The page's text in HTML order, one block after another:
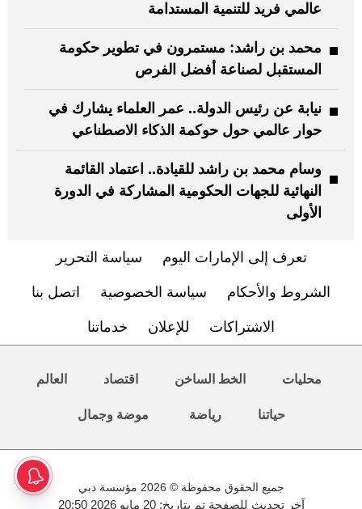
عالمي فريد للتنمية المستدامة
محمد بن راشد: مستمرون في تطوير حكومة
المستقبل لصناعة أفضل الفرص
نيابة عن رئيس الدولة.. عمر العلماء يشارك في
حوار عالمي حول حوكمة الذكاء الاصطناعي
وسام محمد بن راشد للقيادة.. اعتماد القائمة
النهائية للجهات الحكومية المشاركة في الدورة
الأولى
تعرف إلى الإمارات اليوم سياسة التحرير
الشروط والأحكام سياسة الخصوصية اتصل بنا
الاشتراكات للإعلان خدماتنا
محليات الخط الساخن اقتصاد العالم
حياتنا رياضة موضة وجمال
جميع الحقوق محفوظة © 2026 مؤسسة دبي
آخر تحديث للصفحة تم بتاريخ: 20 مايو 2026 20:50